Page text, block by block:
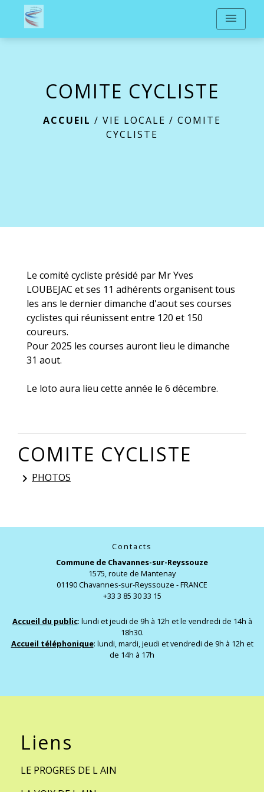
menu
COMITE CYCLISTE
ACCUEIL / VIE LOCALE / COMITE
CYCLISTE
Le comité cycliste présidé par Mr Yves
LOUBEJAC et ses 11 adhérents organisent tous
les ans le dernier dimanche d'aout ses courses
cyclistes qui réunissent entre 120 et 150
coureurs.
Pour 2025 les courses auront lieu le dimanche
31 aout.
Le loto aura lieu cette année le 6 décembre.
COMITE CYCLISTE
keyboard_arrow_right PHOTOS
Contacts
Commune de Chavannes-sur-Reyssouze
1575, route de Mantenay
01190 Chavannes-sur-Reyssouze - FRANCE
+33 3 85 30 33 15
Accueil du public: lundi et jeudi de 9h à 12h et le vendredi de 14h à
18h30.
Accueil téléphonique: lundi, mardi, jeudi et vendredi de 9h à 12h et
de 14h à 17h
Liens
LE PROGRES DE L AIN